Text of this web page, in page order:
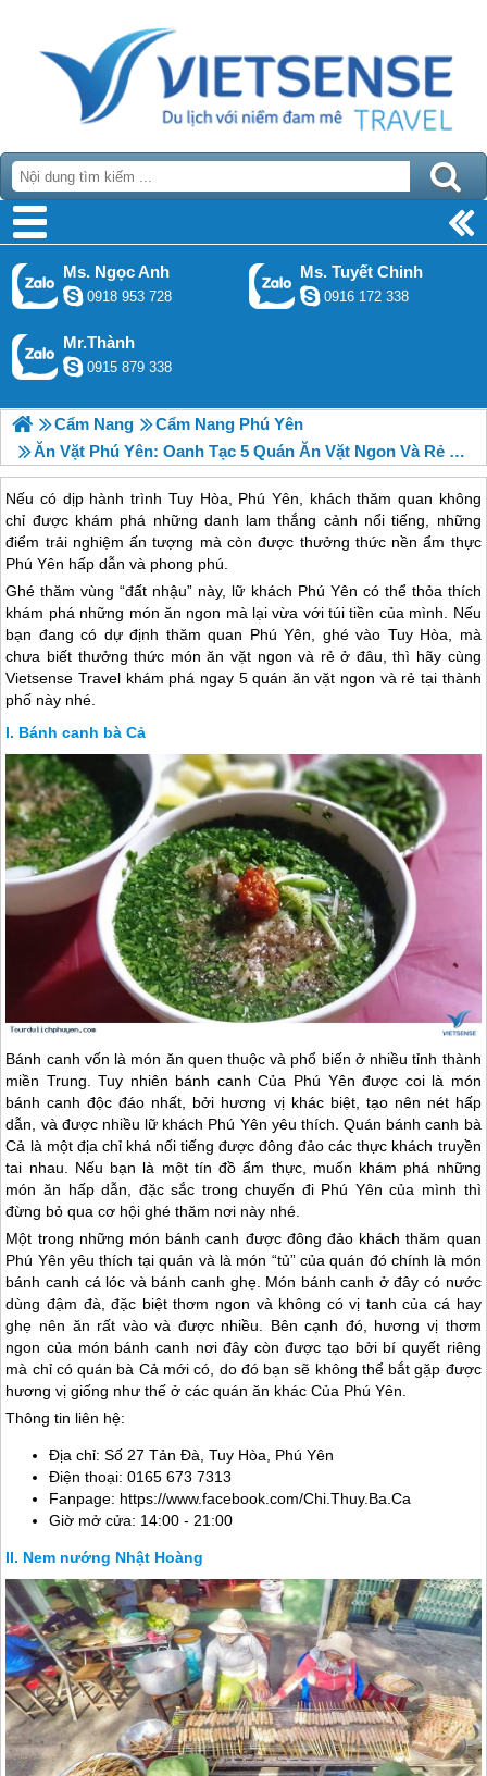
Ms. Ngọc Anh
0918 953 728
Ms. Tuyết Chinh
0916 172 338
Mr.Thành
0915 879 338
Cẩm Nang
Cẩm Nang Phú Yên
Ăn Vặt Phú Yên: Oanh Tạc 5 Quán Ăn Vặt Ngon Và Rẻ Ở Tuy Hòa, Phú Yên
Nếu có dịp hành trình Tuy Hòa, Phú Yên, khách thăm quan không
chỉ được khám phá những danh lam thắng cảnh nổi tiếng, những
điểm trải nghiệm ấn tượng mà còn được thưởng thức nền ẩm thực
Phú Yên hấp dẫn và phong phú.
Ghé thăm vùng “đất nhậu” này, lữ khách Phú Yên có thể thỏa thích
khám phá những món ăn ngon mà lại vừa với túi tiền của mình. Nếu
bạn đang có dự định thăm quan Phú Yên, ghé vào Tuy Hòa, mà
chưa biết thưởng thức món ăn vặt ngon và rẻ ở đâu, thì hãy cùng
Vietsense Travel khám phá ngay 5 quán ăn vặt ngon và rẻ tại thành
phố này nhé.
Bánh canh bà Cả
Bánh canh vốn là món ăn quen thuộc và phổ biến ở nhiều tỉnh thành
miền Trung. Tuy nhiên bánh canh Của Phú Yên được coi là món
bánh canh độc đáo nhất, bởi hương vị khác biệt, tạo nên nét hấp
dẫn, và được nhiều lữ khách Phú Yên yêu thích. Quán bánh canh bà
Cả là một địa chỉ khá nối tiếng được đông đảo các thực khách truyền
tai nhau. Nếu bạn là một tín đồ ẩm thực, muốn khám phá những
món ăn hấp dẫn, đặc sắc trong chuyến đi Phú Yên của mình thì
đừng bỏ qua cơ hội ghé thăm nơi này nhé.
Một trong những món bánh canh được đông đảo khách thăm quan
Phú Yên yêu thích tại quán và là món “tủ” của quán đó chính là món
bánh canh cá lóc và bánh canh ghẹ. Món bánh canh ở đây có nước
dùng đậm đà, đặc biệt thơm ngon và không có vị tanh của cá hay
ghẹ nên ăn rất vào và được nhiều. Bên cạnh đó, hương vị thơm
ngon của món bánh canh nơi đây còn được tạo bởi bí quyết riêng
mà chỉ có quán bà Cả mới có, do đó bạn sẽ không thể bắt gặp được
hương vị giống như thế ở các quán ăn khác Của Phú Yên
Thông tin liên hệ:
Địa chỉ: Số 27 Tản Đà, Tuy Hòa, Phú Yên
Điện thoại: 0165 673 7313
Fanpage: https://www.facebook.com/Chi.Thuy.Ba.Ca
Giờ mở cửa: 14:00 - 21:00
Nem nướng Nhật Hoàng